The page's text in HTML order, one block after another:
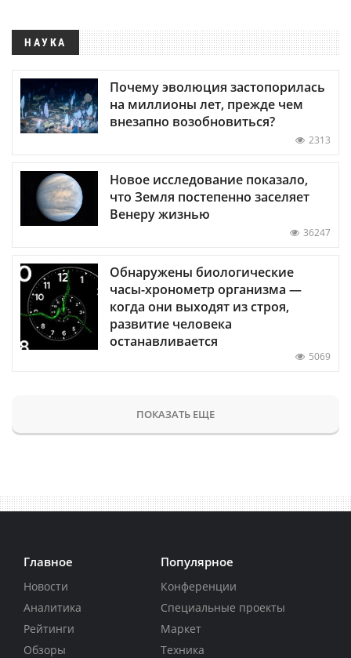
НАУКА
Почему эволюция застопорилась
на миллионы лет, прежде чем
внезапно возобновиться?
2313
Новое исследование показало,
что Земля постепенно заселяет
Венеру жизнью
36247
Обнаружены биологические
часы-хронометр организма —
когда они выходят из строя,
развитие человека
останавливается
5069
ПОКАЗАТЬ ЕЩЕ
Главное
Новости
Аналитика
Рейтинги
Обзоры
Популярное
Конференции
Специальные проекты
Маркет
Техника